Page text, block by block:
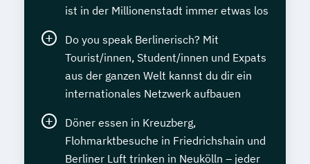
ist in der Millionenstadt immer etwas los
Do you speak Berlinerisch? Mit
Tourist/innen, Student/innen und Expats
aus der ganzen Welt kannst du dir ein
internationales Netzwerk aufbauen
Döner essen in Kreuzberg,
Flohmarktbesuche in Friedrichshain und
Berliner Luft trinken in Neukölln – jeder